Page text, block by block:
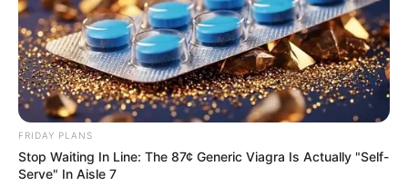
FRIDAY PLANS
Stop Waiting In Line: The 87¢ Generic Viagra Is Actually "Self-
Serve" In Aisle 7